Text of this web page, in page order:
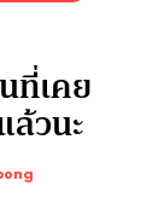
ที่เคย
วนะ